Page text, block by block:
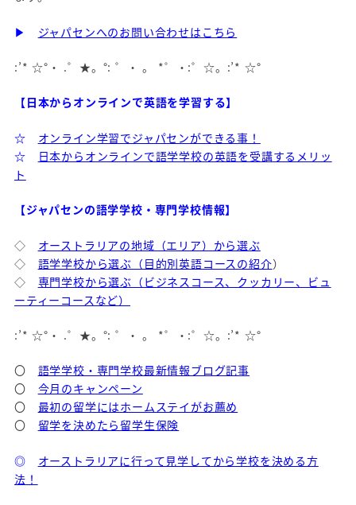
▶ ジャパセンへのお問い合わせはこちら
:’* ☆°・ .゜★。°: ゜・ 。 *゜・:゜☆。:’* ☆°
【日本からオンラインで英語を学習する】
☆
オンライン学習でジャパセンができる事！
☆
日本からオンラインで語学学校の英語を受講するメリッ
ト
【ジャパセンの語学学校・専門学校情報】
◇ オーストラリアの地域（エリア）から選ぶ
◇ 語学学校から選ぶ（目的別英語コースの紹介）
◇ 専門学校から選ぶ（ビジネスコース、クッカリー、ビュ
ーティーコースなど）
:’* ☆°・ .゜★。°: ゜・ 。 *゜・:゜☆。:’* ☆°
〇 語学学校・専門学校最新情報ブログ記事
〇 今月のキャンペーン
〇 最初の留学にはホームステイがお薦め
〇 留学を決めたら留学生保険
◎
オーストラリアに行って見学してから学校を決める方
法！